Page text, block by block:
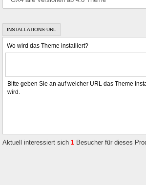
INSTALLATIONS-URL
Wo wird das Theme installiert?
Bitte geben Sie an auf welcher URL das Theme
wird.
Aktuell interessiert sich 1 Besucher für dieses